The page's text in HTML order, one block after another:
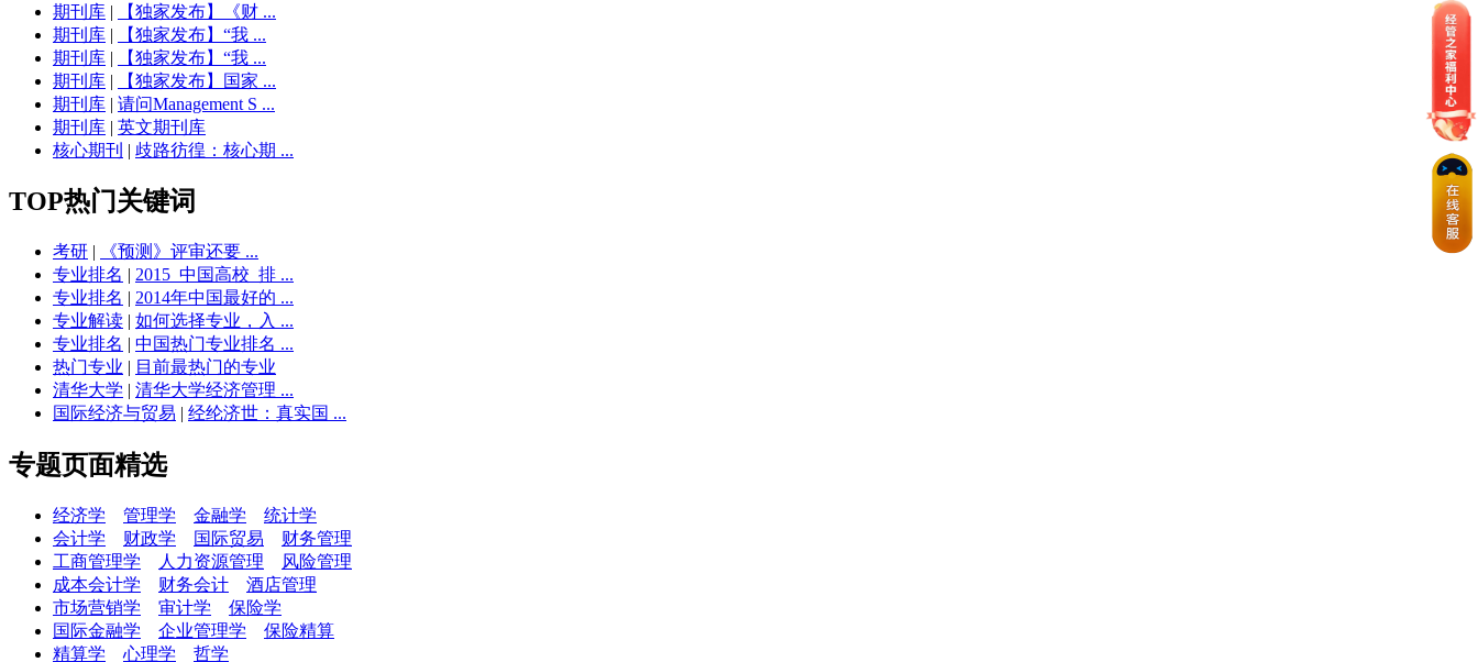
期刊库 |
【独家发布】《财 ...
期刊库 |
【独家发布】“我 ...
期刊库 |
【独家发布】“我 ...
期刊库 |
【独家发布】国家 ...
期刊库 | 请问Management S ...
期刊库 | 英文期刊库
核心期刊 | 歧路彷徨：核心期 ...
TOP热门关键词
考研 |
《预测》评审还要 ...
专业排名 | 2015_中国高校_排 ...
专业排名 | 2014年中国最好的 ...
专业解读 | 如何选择专业，入 ...
专业排名 | 中国热门专业排名 ...
热门专业 | 目前最热门的专业
清华大学 | 清华大学经济管理 ...
国际经济与贸易 | 经纶济世：真实国 ...
专题页面精选
经济学 管理学 金融学
统计学
会计学
财政学 国际贸易
财务管理
工商管理学
人力资源管理
风险管理
成本会计学
财务会计
酒店管理
市场营销学
审计学
保险学
国际金融学
企业管理学
保险精算
精算学
心理学 哲学